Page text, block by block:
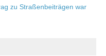
zu Straßenbeiträgen war